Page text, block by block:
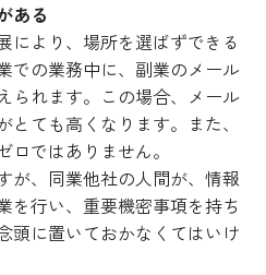
ある
により、場所を選ばずできる
での業務中に、副業のメール
られます。この場合、メール
ても高くなります。また、
ではありません。
が、同業他社の人間が、情報
を行い、重要機密事項を持ち
頭に置いておかなくてはいけ